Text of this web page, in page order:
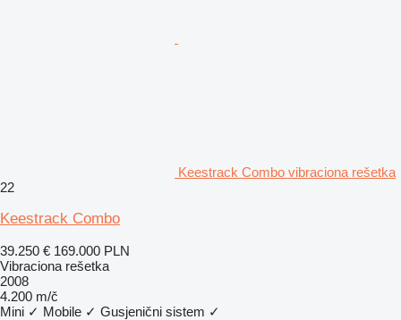
Keestrack Combo vibraciona rešetka
22
Keestrack Combo
39.250 € 169.000 PLN
Vibraciona rešetka
2008
4.200 m/č
Mini ✓ Mobile ✓ Gusjenični sistem ✓